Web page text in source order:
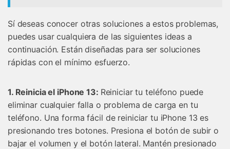
Sí deseas conocer otras soluciones a estos problemas,
puedes usar cualquiera de las siguientes ideas a
continuación. Están diseñadas para ser soluciones
rápidas con el mínimo esfuerzo.
1. Reinicia el iPhone 13: Reiniciar tu teléfono puede
eliminar cualquier falla o problema de carga en tu
teléfono. Una forma fácil de reiniciar tu iPhone 13 es
presionando tres botones. Presiona el botón de subir o
bajar el volumen y el botón lateral. Mantén presionado